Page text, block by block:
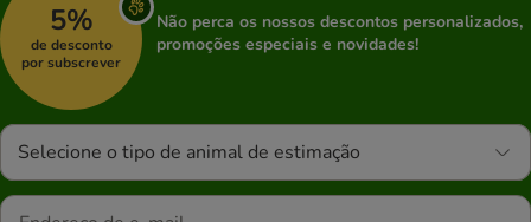
5%
de desconto
por subscrever
Não perca os nossos descontos personalizados,
promoções especiais e novidades!
Selecione o tipo de animal de estimação